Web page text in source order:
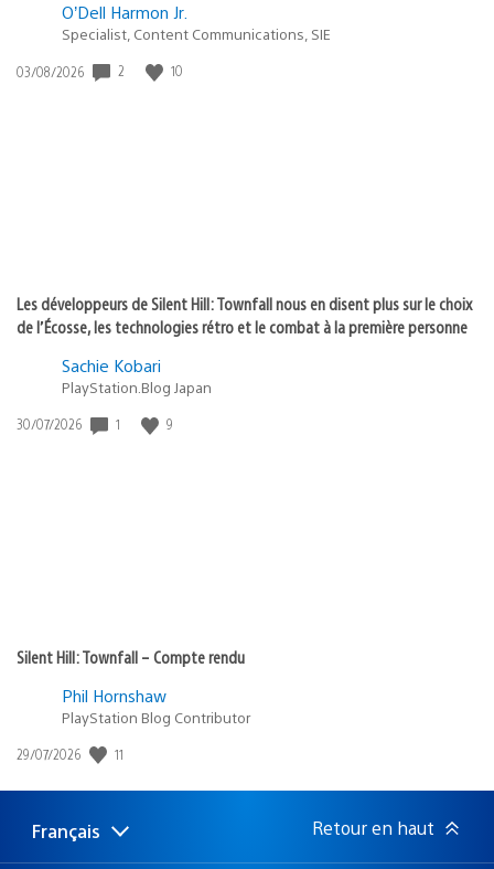
O’Dell Harmon Jr.
Specialist, Content Communications, SIE
Date
03/08/2026 2 10
Les développeurs de Silent Hill: Townfall nous en disent plus sur le choix
de l’Écosse, les technologies rétro et le combat à la première personne
Sachie Kobari
PlayStation.Blog Japan
Date
30/07/2026 1 9
Silent Hill: Townfall – Compte rendu
Phil Hornshaw
PlayStation Blog Contributor
Date
publication
29/07/2026 11
Choisir
une
Région
actuelle
Français Retour en haut